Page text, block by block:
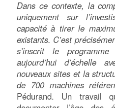
Dans ce contexte, la
uniquement sur
capacité à tirer le
existants. C’est
s’inscrit le
aujourd’hui d’échelle
nouveaux sites et la
de 700 machines
Pédurand. Un travail